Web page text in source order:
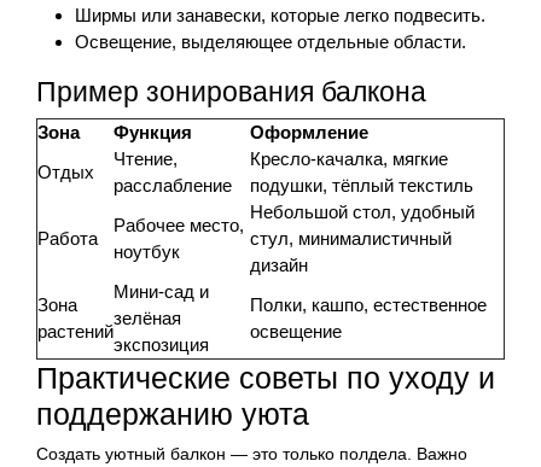
Ширмы или занавески, которые легко подвесить.
Освещение, выделяющее отдельные области.
Пример зонирования балкона
Зона Функция
Оформление
Отдых
Чтение,
расслабление
Кресло-качалка, мягкие
подушки, тёплый текстиль
Работа
Рабочее место,
ноутбук
Небольшой стол, удобный
стул, минималистичный
дизайн
Зона
растений
Мини-сад и
зелёная
экспозиция
Полки, кашпо, естественное
освещение
Практические советы по уходу и
поддержанию уюта
Создать уютный балкон — это только полдела. Важно